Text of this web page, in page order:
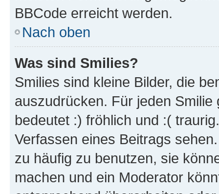
BBCode erreicht werden.
Nach oben
Was sind Smilies?
Smilies sind kleine Bilder, die
auszudrücken. Für jeden
bedeutet :) fröhlich und :(
Verfassen eines Beitrags
zu häufig zu benutzen, sie
machen und ein Moderator